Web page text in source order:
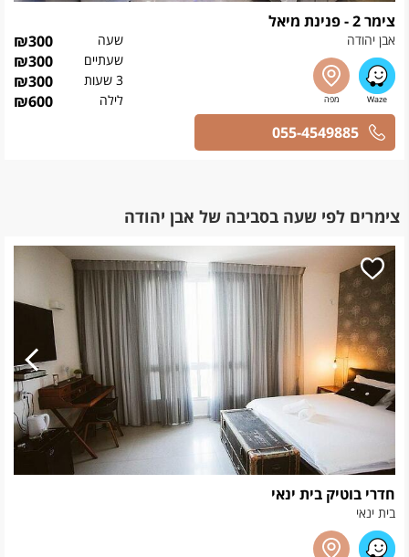
צימר 2 - פנינת מיאל
אבן יהודה שעה ₪300
שעתיים ₪300
3 שעות ₪300
לילה ₪600
055-4549885
צימרים לפי שעה בסביבה של אבן יהודה
חדרי בוטיק בית ינאי
בית ינאי